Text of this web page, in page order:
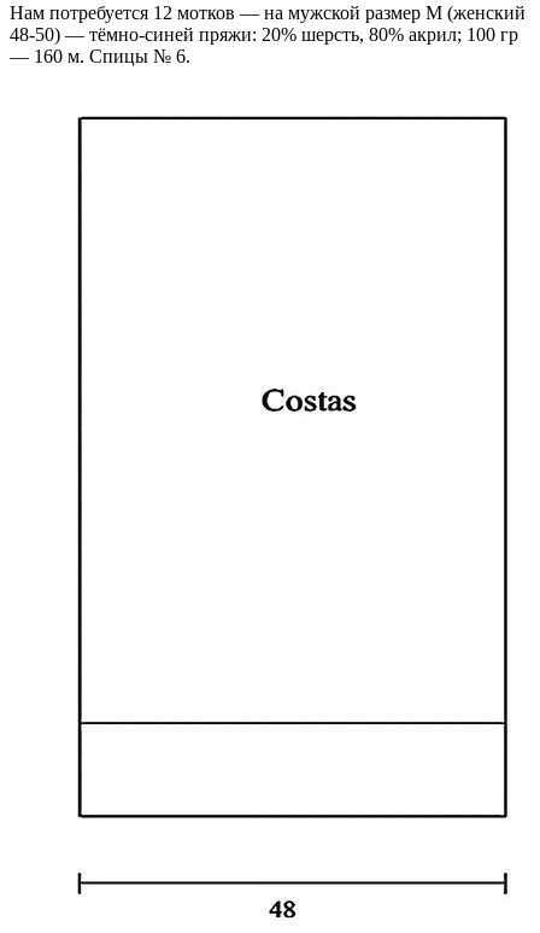
Нам потребуется 12 мотков — на мужской размер М (женский
48-50) — тёмно-синей пряжи: 20% шерсть, 80% акрил; 100 гр
— 160 м. Спицы № 6.